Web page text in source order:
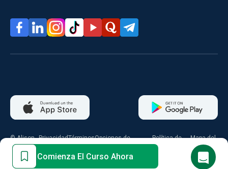
Comienza El Curso Ahora
© Alison
2026
PrivacidadTérminosOpciones de
Política de
Mapa del
sitio